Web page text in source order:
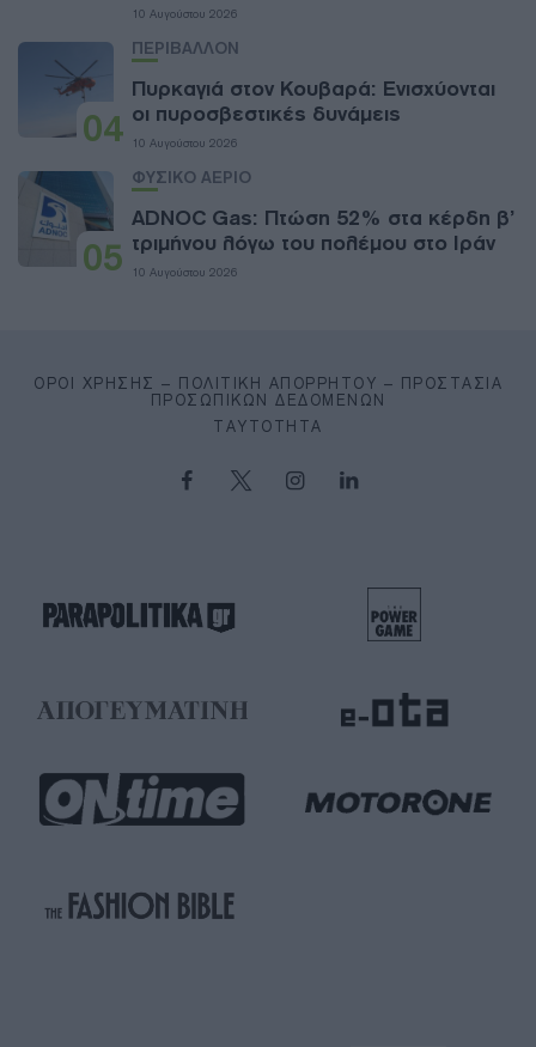
10 Αυγούστου 2026
04
ΠΕΡΙΒΑΛΛΟΝ
Πυρκαγιά στον Κουβαρά: Ενισχύονται
οι πυροσβεστικές δυνάμεις
10 Αυγούστου 2026
05
ΦΥΣΙΚΟ ΑΕΡΙΟ
ADNOC Gas: Πτώση 52% στα κέρδη β’
τριμήνου λόγω του πολέμου στο Ιράν
10 Αυγούστου 2026
ΌΡΟΙ ΧΡΉΣΗΣ – ΠΟΛΙΤΙΚΉ ΑΠΟΡΡΉΤΟΥ – ΠΡΟΣΤΑΣΊΑ
ΠΡΟΣΩΠΙΚΏΝ ΔΕΔΟΜΈΝΩΝ
ΤΑΥΤΌΤΗΤΑ